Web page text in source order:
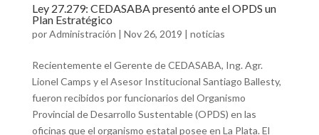
Ley 27.279: CEDASABA presentó ante el OPDS un
Plan Estratégico
porAdministración | Nov 26, 2019 | noticias
Recientemente el Gerente de CEDASABA, Ing. Agr.
Lionel Camps y el Asesor Institucional Santiago Ballesty,
fueron recibidos por funcionarios del Organismo
Provincial de Desarrollo Sustentable (OPDS) en las
oficinas que el organismo estatal posee en La Plata. El